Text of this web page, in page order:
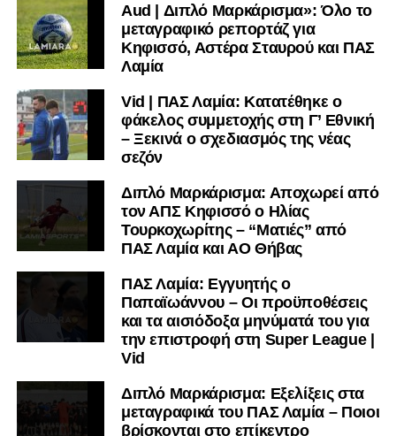
Aud | Διπλό Μαρκάρισμα»: Όλο το
μεταγραφικό ρεπορτάζ για
Κηφισσό, Αστέρα Σταυρού και ΠΑΣ
Λαμία
Vid | ΠΑΣ Λαμία: Κατατέθηκε ο
φάκελος συμμετοχής στη Γ’ Εθνική
– Ξεκινά ο σχεδιασμός της νέας
σεζόν
Διπλό Μαρκάρισμα: Αποχωρεί από
τον ΑΠΣ Κηφισσό ο Ηλίας
Τουρκοχωρίτης – “Ματιές” από
ΠΑΣ Λαμία και ΑΟ Θήβας
ΠΑΣ Λαμία: Εγγυητής ο
Παπαϊωάννου – Οι προϋποθέσεις
και τα αισιόδοξα μηνύματά του για
την επιστροφή στη Super League |
Vid
Διπλό Μαρκάρισμα: Εξελίξεις στα
μεταγραφικά του ΠΑΣ Λαμία – Ποιοι
βρίσκονται στο επίκεντρο